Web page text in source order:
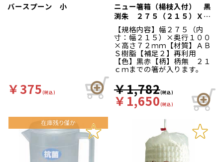
バースプーン 小
￥375(税込)
ニュー箸箱（楊枝入付） 黒
渕朱 ２７５（２１５）Ｘ１
００Ｘ７２
【規格内容】幅２７５（内
寸：幅２１５）×奥行１００
×高さ７２ｍｍ【材質】ＡＢ
Ｓ樹脂【補足２】再利用
【色】黒赤【柄】柄無 ２１
ｃｍまでの箸が入ります。
￥1,782(税込)
￥1,650(税込)